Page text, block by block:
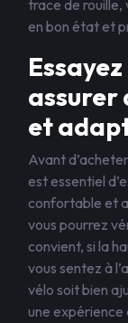
trace de rouille,
en bon état et
assurer
et
Avant
est essentiel
confortable et
vous pourrez
convient, si la
vous sentez à
vélo soit bien
une expérience